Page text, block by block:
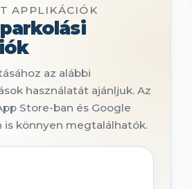
APPLIKÁCIÓK
az alábbi
használatát ajánljuk. Az
Store-ban és Google
is könnyen megtalálhatók.